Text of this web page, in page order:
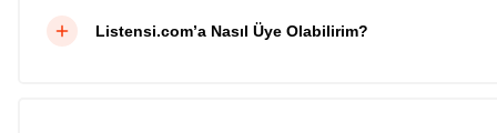
Listensi.com’a Nasıl Üye Olabilirim?